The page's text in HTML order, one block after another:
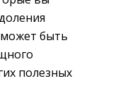
быть
полезных